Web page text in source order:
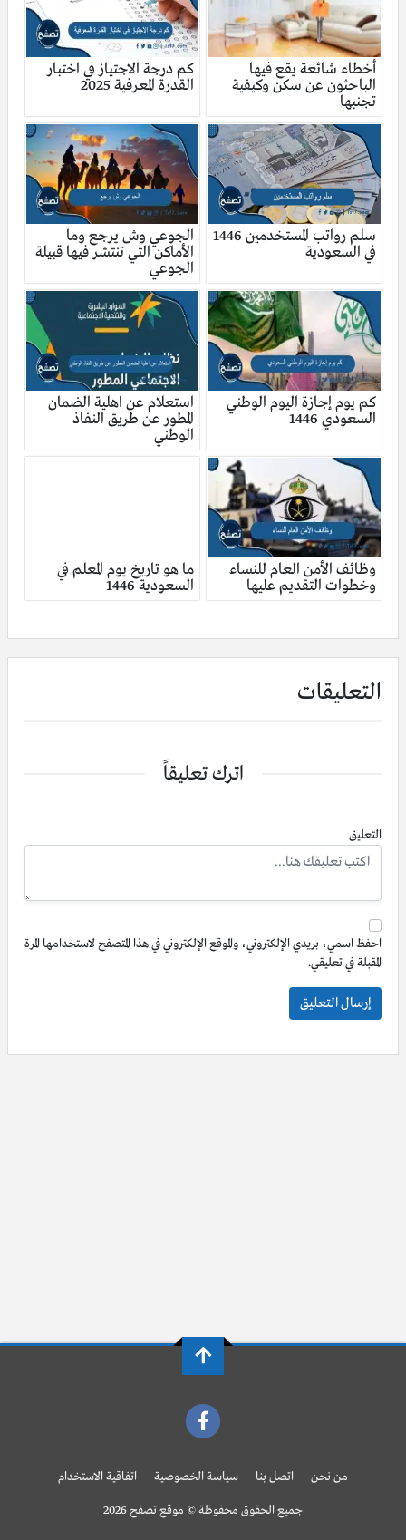
أخطاء شائعة يقع فيها
الباحثون عن سكن وكيفية
تجنبها
كم درجة الاجتياز في اختبار
القدرة المعرفية 2025
سلم رواتب المستخدمين 1446
في السعودية
الجوعي وش يرجع وما
الأماكن التي تنتشر فيها قبيلة
الجوعي
كم يوم إجازة اليوم الوطني
السعودي 1446
استعلام عن اهلية الضمان
المطور عن طريق النفاذ
الوطني
وظائف الأمن العام للنساء
وخطوات التقديم عليها
ما هو تاريخ يوم المعلم في
السعودية 1446
التعليقات
اترك تعليقاً
التعليق
احفظ اسمي، بريدي الإلكتروني، والموقع الإلكتروني في هذا المتصفح لاستخدامها المرة
المقبلة في تعليقي.
من نحن اتصل بنا سياسة الخصوصية اتفاقية الاستخدام
جميع الحقوق محفوظة © موقع تصفح 2026